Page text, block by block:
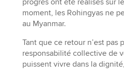
moment, les Rohingyas ne
au Myanmar.
Tant que ce retour n’est pas
responsabilité collective de
puissent vivre dans la